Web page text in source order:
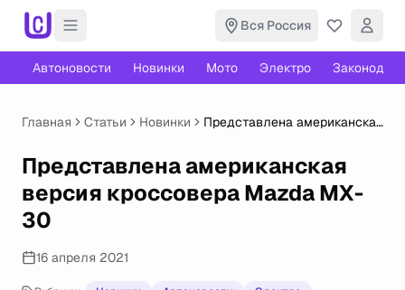
Вся Россия
Автоновости Новинки Мото Электро
Главная Статьи Новинки
Представлена американская
MX-30
Представлена американская
версия кроссовера Mazda MX-
30
16 апреля 2021